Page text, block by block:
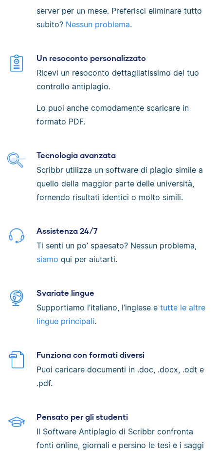
server per un mese. Preferisci eliminare tutto
subito? Nessun problema.
Un resoconto personalizzato
Ricevi un resoconto dettagliatissimo del tuo
controllo antiplagio.
Lo puoi anche comodamente scaricare in
formato PDF.
Tecnologia avanzata
Scribbr utilizza un software di plagio simile a
quello della maggior parte delle università,
fornendo risultati identici o molto simili.
Assistenza 24/7
Ti senti un po’ spaesato? Nessun problema,
siamo qui per aiutarti.
Svariate lingue
Supportiamo l’italiano, l’inglese e tutte le altre
lingue principali.
Funziona con formati diversi
Puoi caricare documenti in .doc, .docx, .odt e
.pdf.
Pensato per gli studenti
Il Software Antiplagio di Scribbr confronta
fonti online, giornali e persino le tesi e i saggi